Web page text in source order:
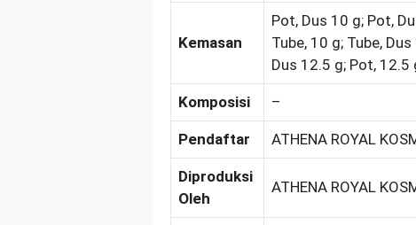
Kemasan
Pot, Dus 10 g; Pot,
Tube, 10 g; Tube,
Dus 12.5 g; Pot, 12.5
Komposisi –
Pendaftar ATHENA ROYAL
Diproduksi
Oleh
ATHENA ROYAL